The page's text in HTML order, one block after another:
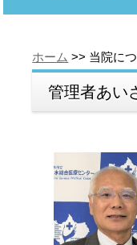
ホーム >> 当院に
管理者あい